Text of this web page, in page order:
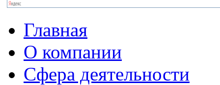
Главная
О компании
Сфера деятельности